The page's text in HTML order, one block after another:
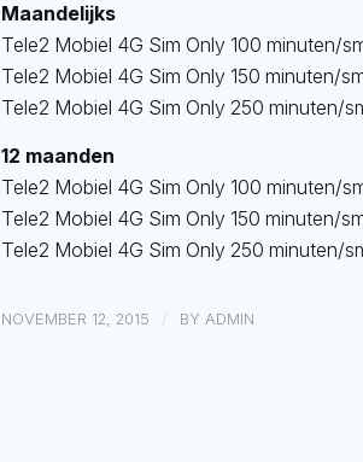
Maandelijks
Tele2 Mobiel 4G Sim Only 100 minuten/
Tele2 Mobiel 4G Sim Only 150 minuten/
Tele2 Mobiel 4G Sim Only 250 minuten/
12 maanden
Tele2 Mobiel 4G Sim Only 100 minuten/
Tele2 Mobiel 4G Sim Only 150 minuten/
Tele2 Mobiel 4G Sim Only 250 minuten/
NOVEMBER 12, 2015 / BY ADMIN